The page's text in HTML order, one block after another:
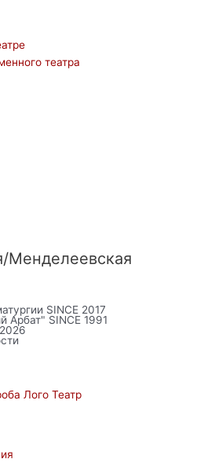
театра
Менделеевская
SINCE 2017
SINCE 1991